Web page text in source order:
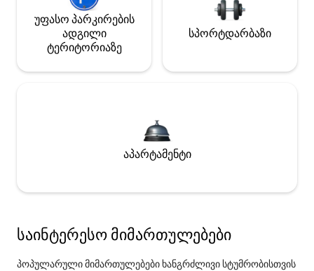
უფასო პარკირების
ადგილი
ტერიტორიაზე
სპორტდარბაზი
აპარტამენტი
საინტერესო მიმართულებები
პოპულარული მიმართულებები ხანგრძლივი სტუმრობისთვის